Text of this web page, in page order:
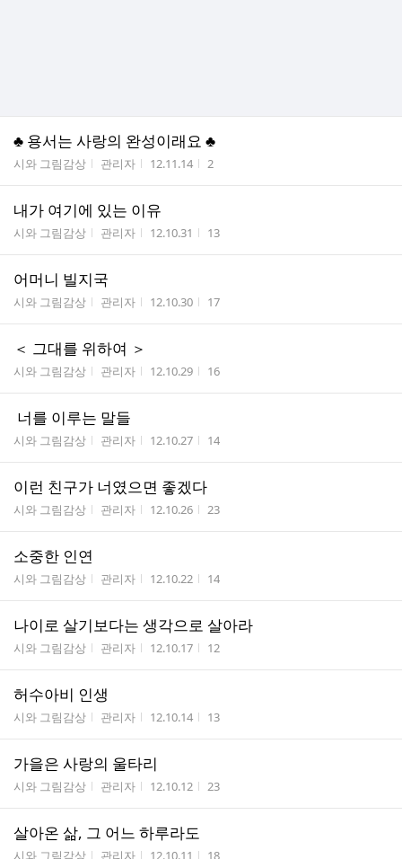
♣ 용서는 사랑의 완성이래요 ♣
게시판명
시와 그림감상 작성자
관리자 작성시간
12.11.14 조회수
2
내가 여기에 있는 이유
게시판명
시와 그림감상 작성자
관리자 작성시간
12.10.31 조회수
13
어머니 빌지국
게시판명
시와 그림감상 작성자
관리자 작성시간
12.10.30 조회수
17
＜ 그대를 위하여 ＞
게시판명
시와 그림감상 작성자
관리자 작성시간
12.10.29 조회수
16
너를 이루는 말들
게시판명
시와 그림감상 작성자
관리자 작성시간
12.10.27 조회수
14
이런 친구가 너였으면 좋겠다
게시판명
시와 그림감상 작성자
관리자 작성시간
12.10.26 조회수
23
소중한 인연
게시판명
시와 그림감상 작성자
관리자 작성시간
12.10.22 조회수
14
나이로 살기보다는 생각으로 살아라
게시판명
시와 그림감상 작성자
관리자 작성시간
12.10.17 조회수
12
허수아비 인생
게시판명
시와 그림감상 작성자
관리자 작성시간
12.10.14 조회수
13
가을은 사랑의 울타리
게시판명
시와 그림감상 작성자
관리자 작성시간
12.10.12 조회수
23
살아온 삶, 그 어느 하루라도
게시판명
시와 그림감상 작성자
관리자 작성시간
12.10.11 조회수
18